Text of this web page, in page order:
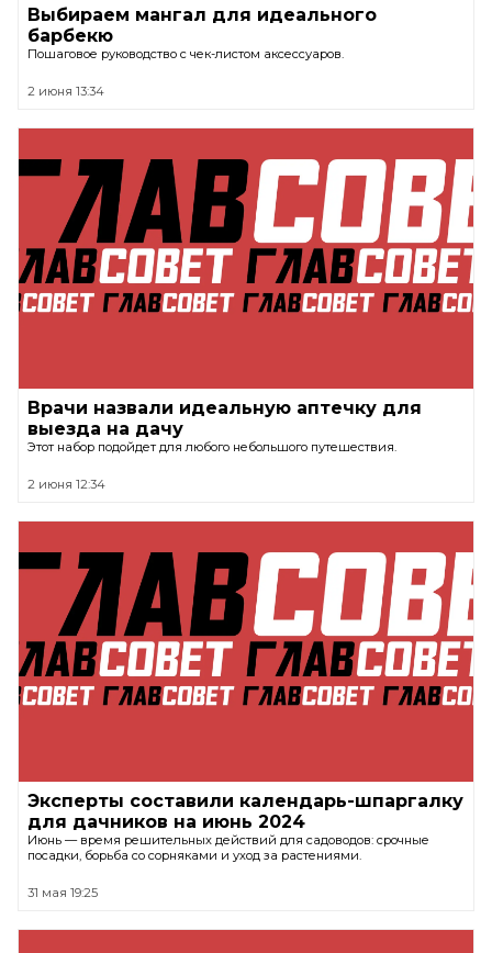
Выбираем мангал для идеального
барбекю
Пошаговое руководство с чек-листом аксессуаров.
2 июня 13:34
Врачи назвали идеальную аптечку для
выезда на дачу
Этот набор подойдет для любого небольшого путешествия.
2 июня 12:34
Эксперты составили календарь-шпаргалку
для дачников на июнь 2024
Июнь — время решительных действий для садоводов: срочные
посадки, борьба со сорняками и уход за растениями.
31 мая 19:25